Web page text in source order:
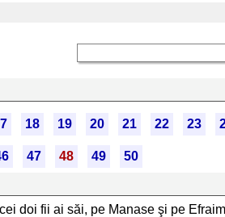
18 19 20 21 22 23
47 48 49
50
doi fii ai săi, pe Manase şi pe